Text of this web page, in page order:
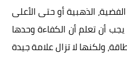
الفضية، الذهبية أو حتى الأعلى
أن تعلم أن الكفاءة وحدها
ولكنها لا تزال علامة جيدة